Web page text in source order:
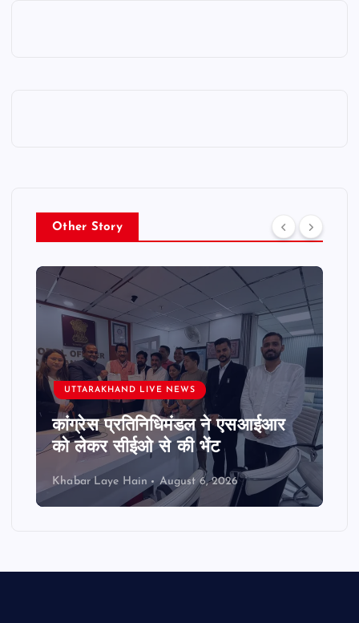
Other Story
UTTARAKHAND LIVE NEWS
कांग्रेस प्रतिनिधिमंडल ने एसआईआर
को लेकर सीईओ से की भेंट
Khabar Laye Hain August 6, 2026